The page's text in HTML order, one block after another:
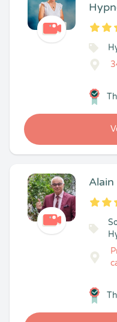
5
1
5
76
Alain
5
1
5
74